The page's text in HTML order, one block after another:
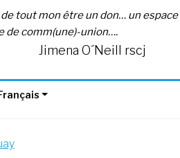
de tout mon être un don… un
de comm(une)-union….
Jimena